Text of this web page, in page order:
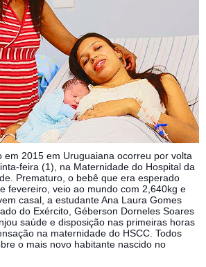
em 2015 em Uruguaiana ocorreu por volta
feira (1), na Maternidade do Hospital da
Prematuro, o bebê que era esperado
fevereiro, veio ao mundo com 2,640kg e
casal, a estudante Ana Laura Gomes
do Exército, Géberson Dorneles Soares
saúde e disposição nas primeiras horas
na maternidade do HSCC. Todos
o mais novo habitante nascido no